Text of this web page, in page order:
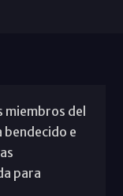
miembros del
bendecido e
para